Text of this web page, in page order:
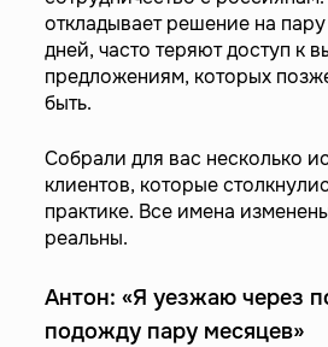
откладывает решение на
дней, часто теряют доступ к
предложениям, которых
быть.
Собрали для вас несколько
клиентов, которые
практике. Все имена
реальны.
Антон: «Я уезжаю через
подожду пару месяцев»